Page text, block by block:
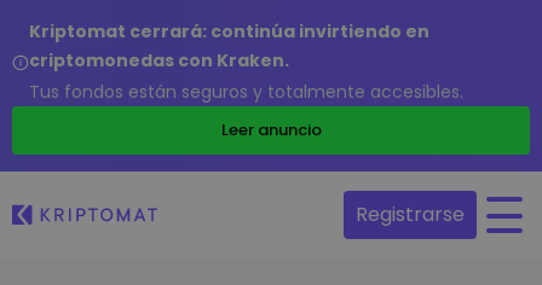
Kriptomat cerrará: continúa invirtiendo en
criptomonedas con Kraken.
Tus fondos están seguros y totalmente accesibles.
Leer anuncio
Registrarse